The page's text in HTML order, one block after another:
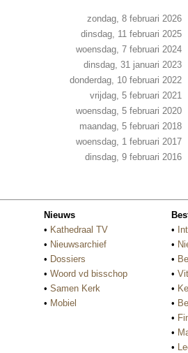
zondag, 8 februari 2026
dinsdag, 11 februari 2025
woensdag, 7 februari 2024
dinsdag, 31 januari 2023
donderdag, 10 februari 2022
vrijdag, 5 februari 2021
woensdag, 5 februari 2020
maandag, 5 februari 2018
woensdag, 1 februari 2017
dinsdag, 9 februari 2016
Nieuws
• Kathedraal TV
• Nieuwsarchief
• Dossiers
• Woord vd bisschop
• Samen Kerk
• Mobiel
•
•
•
•
•
•
•
•
•